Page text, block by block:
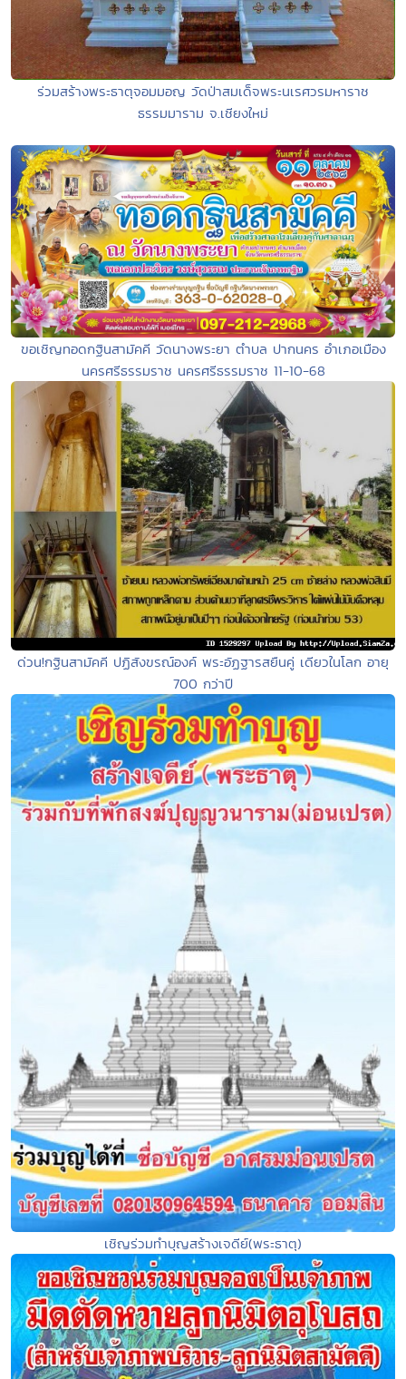
ร่วมสร้างพระธาตุจอมมอญ วัดป่าสมเด็จพระนเรศวรมหาราช
ธรรมมาราม จ.เชียงใหม่
ขอเชิญทอดกฐินสามัคคี วัดนางพระยา ตำบล ปากนคร อำเภอเมือง
นครศรีธรรมราช นครศรีธรรมราช 11-10-68
ด่วน!กฐินสามัคคี ปฏิสังขรณ์องค์ พระอัฏฐารสยืนคู่ เดียวในโลก อายุ
700 กว่าปี
เชิญร่วมทำบุญสร้างเจดีย์(พระธาตุ)